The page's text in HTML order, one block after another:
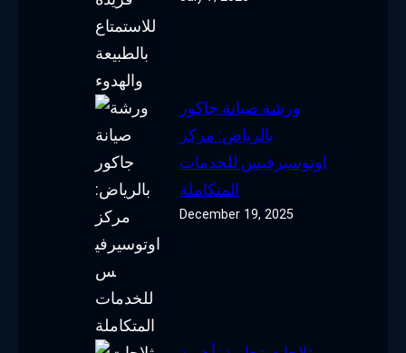
ورشة صيانة جاكور
بالرياض: مركز
اوتوسيرفيس للخدمات
المتكاملة
December 19, 2025